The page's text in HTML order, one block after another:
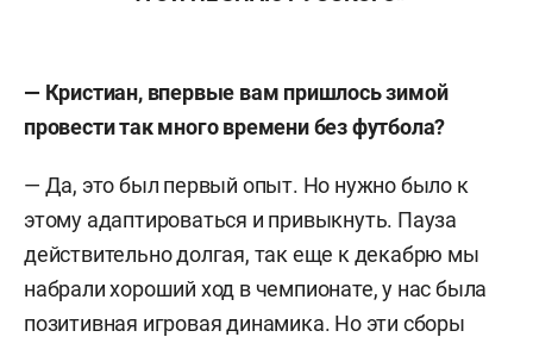
— Кристиан, впервые вам пришлось зимой
провести так много времени без футбола?
— Да, это был первый опыт. Но нужно было к
этому адаптироваться и привыкнуть. Пауза
действительно долгая, так еще к декабрю мы
набрали хороший ход в чемпионате, у нас была
позитивная игровая динамика. Но эти сборы